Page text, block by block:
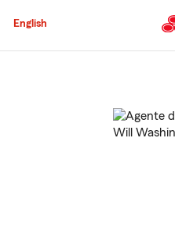
English